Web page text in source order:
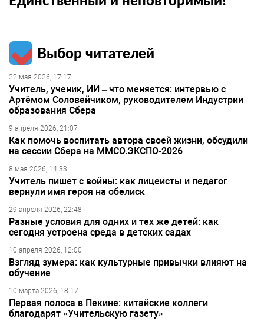
Выбор читателей
22 мая 2026, 17:17
Учитель, ученик, ИИ – что меняется: интервью с
Артёмом Соловейчиком, руководителем Индустрии
образования Сбера
9 апреля 2026, 21:07
Как помочь воспитать автора своей жизни, обсудили
на сессии Сбера на ММСО.ЭКСПО-2026
8 мая 2026, 14:33
Учитель пишет с войны: как лицеисты и педагог
вернули имя героя на обелиск
29 апреля 2026, 22:48
Разные условия для одних и тех же детей: как
сегодня устроена среда в детских садах
10 апреля 2026, 12:00
Взгляд зумера: как культурные привычки влияют на
обучение
10 марта 2026, 18:17
Первая полоса в Пекине: китайские коллеги
благодарят «Учительскую газету»